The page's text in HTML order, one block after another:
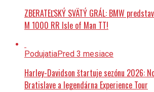
ZBERATEĽSKÝ SVÄTÝ GRÁL: BMW
M 1000 RR Isle of Man TT!
PodujatiaPred 3 mesiace
Harley-Davidson štartuje sezónu 2026:
Bratislave a legendárna Experience Tour